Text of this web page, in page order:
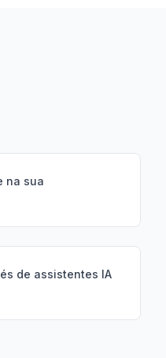
na sua
de assistentes IA